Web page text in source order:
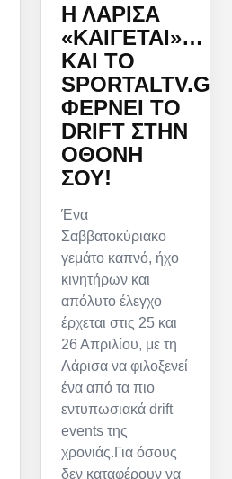
Η ΛΆΡΙΣΑ
«ΚΑΊΓΕΤΑΙ»…
ΚΑΙ ΤΟ
SPORTALTV.GR
ΦΈΡΝΕΙ ΤΟ
DRIFT ΣΤΗΝ
ΟΘΌΝΗ
ΣΟΥ!
Ένα
Σαββατοκύριακο
γεμάτο καπνό, ήχο
κινητήρων και
απόλυτο έλεγχο
έρχεται στις 25 και
26 Απριλίου, με τη
Λάρισα να φιλοξενεί
ένα από τα πιο
εντυπωσιακά drift
events της
χρονιάς.Για όσους
δεν καταφέρουν να